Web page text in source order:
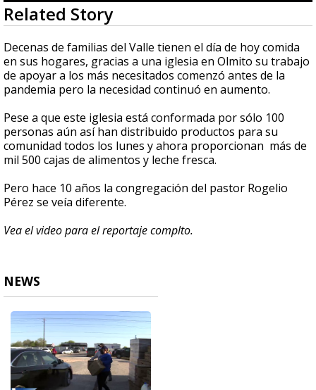
0
seconds
of
1
minute,
53
seconds
Related Story
Decenas de familias del Valle tienen el día de hoy comida
en sus hogares, gracias a una iglesia en Olmito su trabajo
de apoyar a los más necesitados comenzó antes de la
pandemia pero la necesidad continuó en aumento.
Pese a que este iglesia está conformada por sólo 100
personas aún así han distribuido productos para su
comunidad todos los lunes y ahora proporcionan más de
mil 500 cajas de alimentos y leche fresca.
Pero hace 10 años la congregación del pastor Rogelio
Pérez se veía diferente.
Vea el video para el reportaje complto.
NEWS